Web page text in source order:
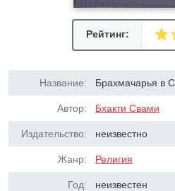
Рейтинг:
Название: Брахмачарья в
Автор: Бхакти Свами
Издательство: неизвестно
Жанр: Религия
Год: неизвестен